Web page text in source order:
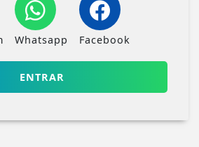
Whatsapp Facebook
ENTRAR